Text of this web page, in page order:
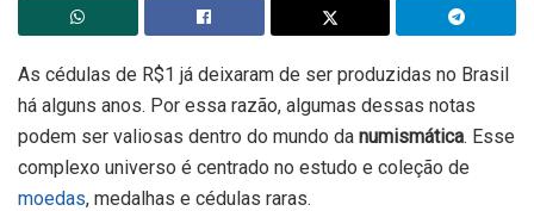
As cédulas de R$1 já deixaram de ser produzidas no Brasil
há alguns anos. Por essa razão, algumas dessas notas
podem ser valiosas dentro do mundo da numismática. Esse
complexo universo é centrado no estudo e coleção de
moedas, medalhas e cédulas raras.